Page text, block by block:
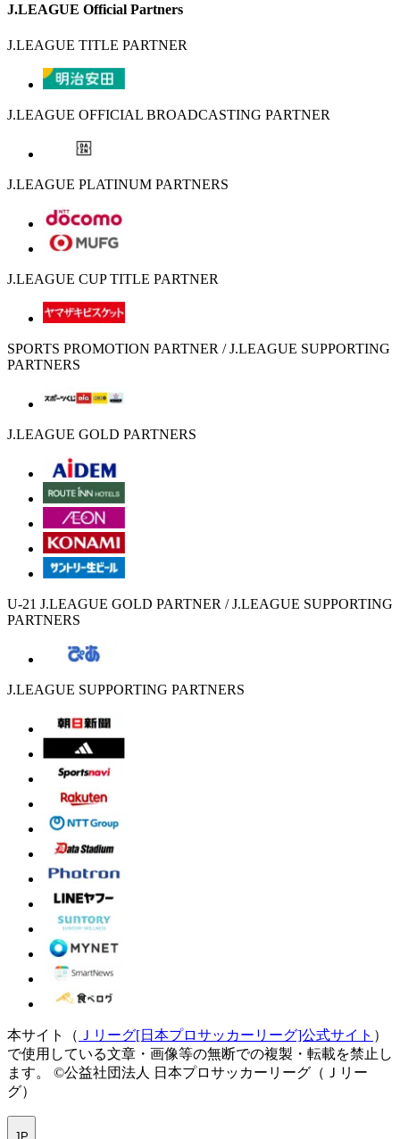
J.LEAGUE Official Partners
J.LEAGUE TITLE PARTNER
J.LEAGUE OFFICIAL BROADCASTING PARTNER
J.LEAGUE PLATINUM PARTNERS
J.LEAGUE CUP TITLE PARTNER
SPORTS PROMOTION PARTNER / J.LEAGUE SUPPORTING
PARTNERS
J.LEAGUE GOLD PARTNERS
U-21 J.LEAGUE GOLD PARTNER / J.LEAGUE SUPPORTING
PARTNERS
J.LEAGUE SUPPORTING PARTNERS
本サイト（ Ｊリーグ[日本プロサッカーリーグ]公式サイト ）
で使用している文章・画像等の無断での複製・転載を禁止し
ます。
©公益社団法人 日本プロサッカーリーグ（Ｊリー
グ）